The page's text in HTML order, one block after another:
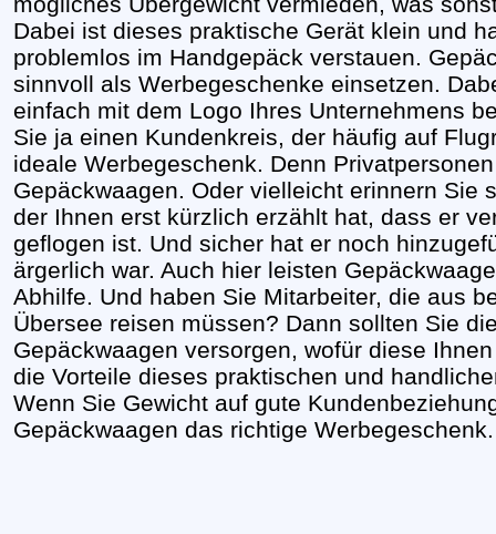
Dabei ist dieses praktische Gerät klein und
problemlos im Handgepäck verstauen.
sinnvoll als Werbegeschenke einsetzen.
einfach mit dem Logo Ihres Unternehmens
Sie ja einen Kundenkreis, der häufig auf
ideale Werbegeschenk. Denn
Gepäckwaagen. Oder vielleicht erinnern Sie
der Ihnen erst kürzlich erzählt hat, dass er
geflogen ist. Und sicher hat er noch
ärgerlich war. Auch hier leisten
Abhilfe. Und haben Sie Mitarbeiter, die aus
Übersee reisen müssen? Dann sollten Sie
Gepäckwaagen versorgen, wofür diese
die Vorteile dieses praktischen und
Wenn Sie Gewicht auf gute
Gepäckwaagen das richtige Werbegeschenk.